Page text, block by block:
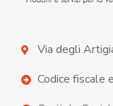
Via degli
Codice fiscale